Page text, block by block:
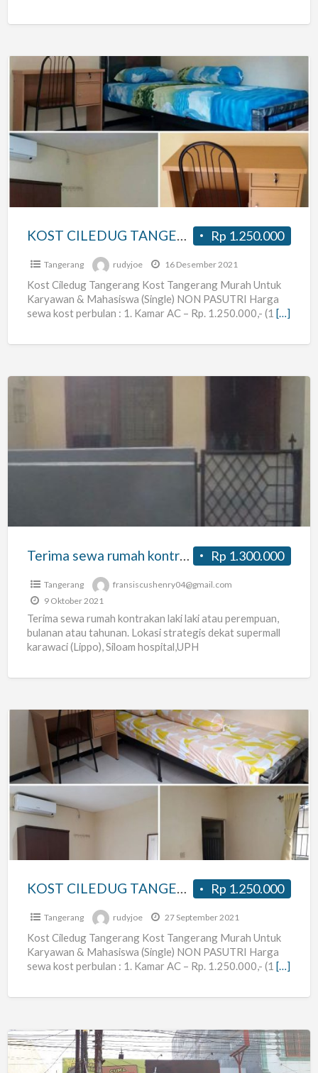
KOST
CILEDUG
TANGERANG
Rp 1.250.000
KOST CILEDUG TANGERANG
Tangerang rudyjoe 16 Desember 2021
Kost Ciledug Tangerang Kost Tangerang Murah Untuk
Karyawan & Mahasiswa (Single) NON PASUTRI Harga
sewa kost perbulan : 1. Kamar AC – Rp. 1.250.000,- (1 […]
rumah
kontrakan
atau
bulanan
atau
tahunan
Rp 1.300.000
Terima sewa rumah kontrakan laki laki atau perempuan, bulanan atau tahunan
Tangerang
fransiscushenry04@gmail.com
9 Oktober 2021
Terima sewa rumah kontrakan laki laki atau perempuan,
bulanan atau tahunan. Lokasi strategis dekat supermall
karawaci (Lippo), Siloam hospital,UPH
KOST
CILEDUG
TANGERANG
Rp 1.250.000
KOST CILEDUG TANGERANG
Tangerang rudyjoe 27 September 2021
Kost Ciledug Tangerang Kost Tangerang Murah Untuk
Karyawan & Mahasiswa (Single) NON PASUTRI Harga
sewa kost perbulan : 1. Kamar AC – Rp. 1.250.000,- (1 […]
TERIMA